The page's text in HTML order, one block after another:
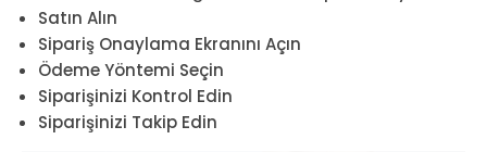
Satın Alın
Sipariş Onaylama Ekranını Açın
Ödeme Yöntemi Seçin
Siparişinizi Kontrol Edin
Siparişinizi Takip Edin